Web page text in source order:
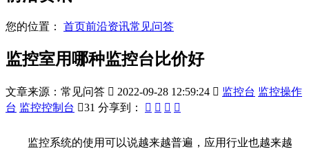
您的位置： 首页前沿资讯常见问答
监控室用哪种监控台比价好
文章来源：常见问答  2022-09-28 12:59:24  监控台 监控操作
台 监控控制台 31 分享到：    
监控系统的使用可以说越来越普遍，应用行业也越来越